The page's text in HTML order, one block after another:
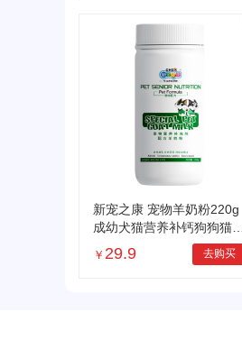
新宠之康 宠物羊奶粉220g
成幼犬猫营养补钙狗狗猫咪
营养补充剂
￥ 29.9 去购买